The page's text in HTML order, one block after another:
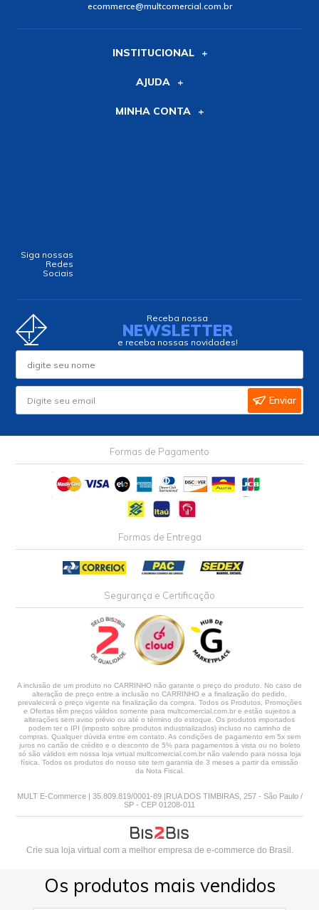
ecommerce@multcomercial.com.br
INSTITUCIONAL
AJUDA
MINHA CONTA
Siga nossas
Redes
Sociais
Receba nossa
NEWSLETTER
e receba nossas novidades!
Enviar
Formas de Pagamento
Formas de Entrega
Segurança e Certificação
A inclusão de um produto no CARRINHO não garante o preço do produto. No caso de
alteração de preço entre a inclusão no CARRINHO e a finalização do pedido,
prevalecerá o preço vigente na finalização da compra. Todos os Produtos, Promoções
e Ofertas têm preços válidos somente para multcomercial.com.br e estão sujeitos a
alterações sem aviso prévio ou até o término do estoque. Os produtos importados
podem ter o IPI (imposto sobre produtos industrializados) incluso no carrinho de
compras. Qualquer dúvida entre em contato. As condições de pagamento em 5x sem
juros no cartão de crédito e o desconto de 5% para pagamentos à vista ou no boleto
só são válidos em nossa loja virtual multcomercial.com.br não valendo para nossa loja
física. Todos os produtos do nosso site tem garantia de 3 meses a partir da emissão
da Nota Fiscal.
MULT E-Commerce | 35.809.819/0001-89 |RUA DOS TIMBIRAS, 257 - São Paulo /
SP - CEP 01208-011
Crie sua loja virtual com a melhor empresa de e-commerce do Brasil.
Os produtos mais vendidos